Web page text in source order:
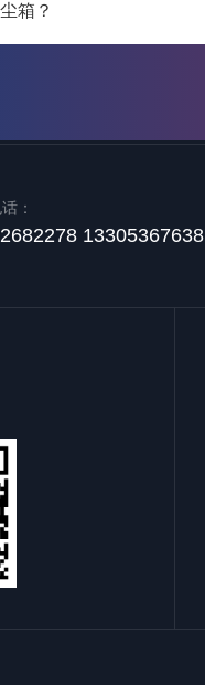
箱？
：
13305367638